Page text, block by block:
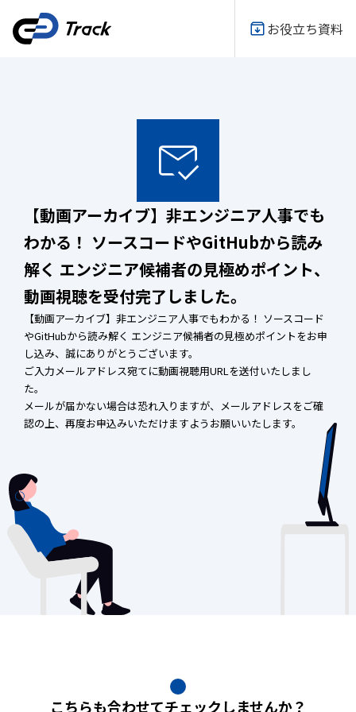
お役立ち資料
【動画アーカイブ】非エンジニア人事でも
わかる！ ソースコードやGitHubから読み
解く エンジニア候補者の見極めポイント、
動画視聴を受付完了しました。
【動画アーカイブ】非エンジニア人事でもわかる！ ソースコード
やGitHubから読み解く エンジニア候補者の見極めポイントをお申
し込み、誠にありがとうございます。
ご入力メールアドレス宛てに動画視聴用URLを送付いたしまし
た。
メールが届かない場合は恐れ入りますが、メールアドレスをご確
認の上、再度お申込みいただけますようお願いいたします。
こちらも合わせてチェックしませんか？